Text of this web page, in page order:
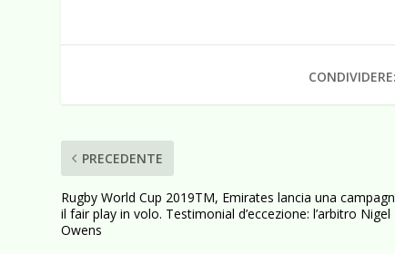
CONDIVIDERE:
PRECEDENTE
Rugby World Cup 2019TM, Emirates lancia una
il fair play in volo. Testimonial d’eccezione: l’arbitro Nigel
Owens